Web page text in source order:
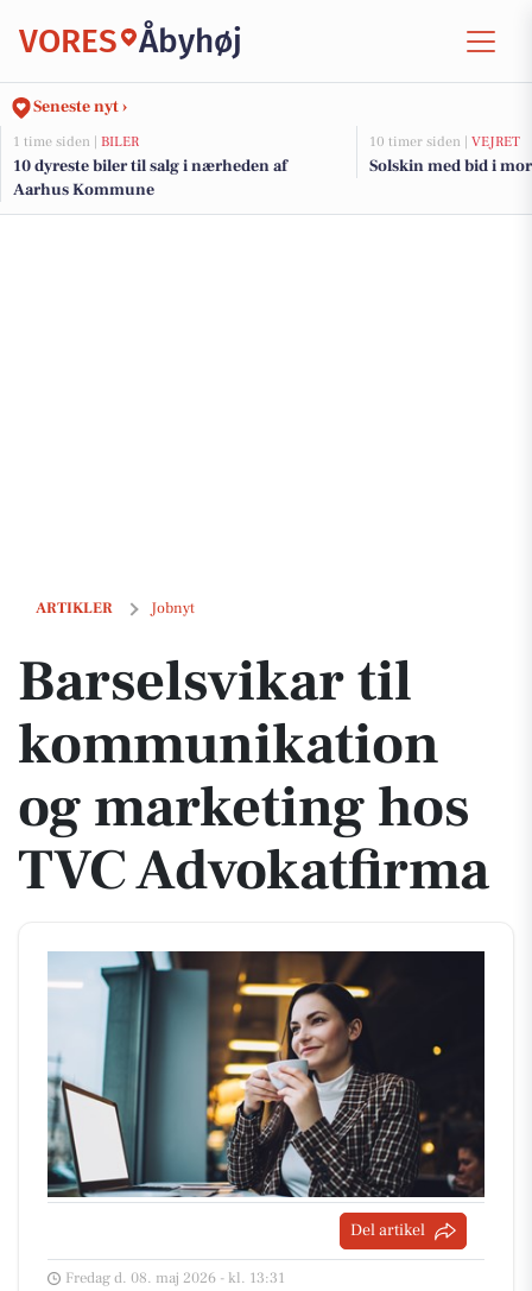
VORES Åbyhøj
Seneste nyt ›
1 time siden | BILER
10 dyreste biler til salg i nærheden af
Aarhus Kommune
10 timer siden | VEJRET
Solskin med bid i
ARTIKLER Jobnyt
Barselsvikar til kommunikation og marketing hos TVC Advokatfirma
Barselsvikar til
kommunikation
og marketing hos
TVC Advokatfirma
Del artikel
Fredag d. 08. maj 2026 - kl. 13:31